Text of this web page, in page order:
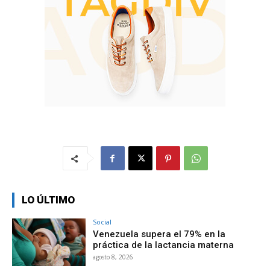
LO ÚLTIMO
Social
Venezuela supera el 79% en la
práctica de la lactancia materna
agosto 8, 2026